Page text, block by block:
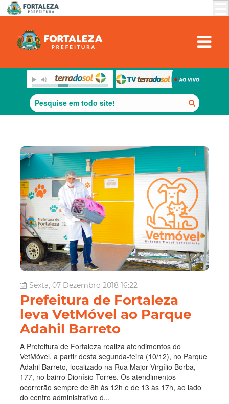
Sexta, 07 Dezembro 2018 16:22
Prefeitura de Fortaleza
leva VetMóvel ao Parque
Adahil Barreto
A Prefeitura de Fortaleza realiza atendimentos do
VetMóvel, a partir desta segunda-feira (10/12), no Parque
Adahil Barreto, localizado na Rua Major Virgílio Borba,
177, no bairro Dionísio Torres. Os atendimentos
ocorrerão sempre de 8h às 12h e de 13 às 17h, ao lado
do centro administrativo d...